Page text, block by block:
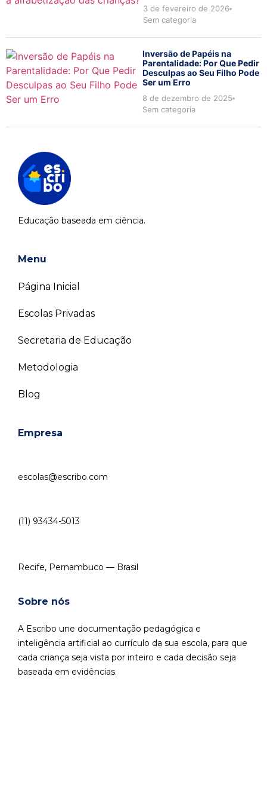
3 de fevereiro de 2026
Sem categoria
Inversão de Papéis na
Parentalidade: Por Que Pedir
Desculpas ao Seu Filho Pode
Ser um Erro
8 de dezembro de 2025
Sem categoria
Educação baseada em ciência.
Menu
Página Inicial
Escolas Privadas
Secretaria de Educação
Metodologia
Blog
Empresa
escolas@escribo.com
(11) 93434-5013
Recife, Pernambuco — Brasil
Sobre nós
A Escribo une documentação pedagógica e
inteligência artificial ao currículo da sua escola, para que
cada criança seja vista por inteiro e cada decisão seja
baseada em evidências.